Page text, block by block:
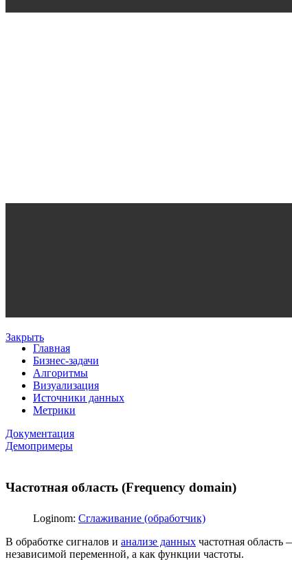
Закрыть
Главная
Бизнес-задачи
Алгоритмы
Визуализация
Источники данных
Метрики
Документация
Демопримеры
Частотная область (Frequency domain)
Loginom: Сглаживание (обработчик)
В обработке сигналов и анализе данных частотная
независимой переменной, а как функции частоты.